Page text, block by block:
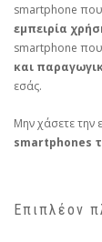
smartphone
εμπειρία
smartphone
και
εσάς.
Μην χάσετε την
smartphones
Επιπλέον